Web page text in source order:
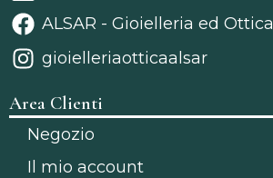
ALSAR - Gioielleria ed Ottica
gioielleriaotticaalsar
Area Clienti
Negozio
Il mio account